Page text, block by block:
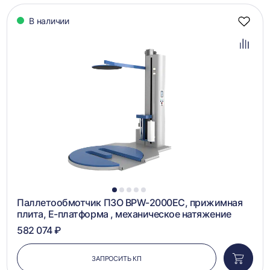
В наличии
1 2 3 4 5
Паллетообмотчик ПЗО BPW-2000EC, прижимная
плита, Е-платформа , механическое натяжение
582 074 ₽
ЗАПРОСИТЬ КП